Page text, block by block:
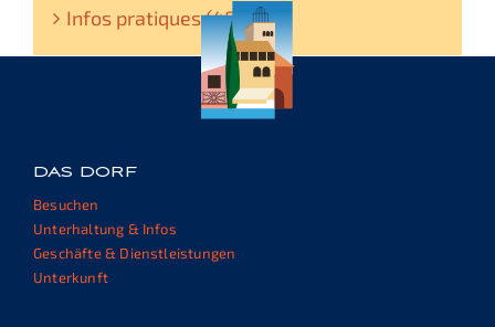
Infos pratiques (48)
DAS DORF
Besuchen
Unterhaltung & Infos
Geschäfte & Dienstleistungen
Unterkunft